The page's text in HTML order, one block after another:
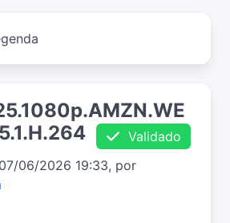
Validado
07/06/2026 19:33, por